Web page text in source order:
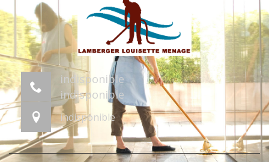
indisponible
indisponible
indisponible